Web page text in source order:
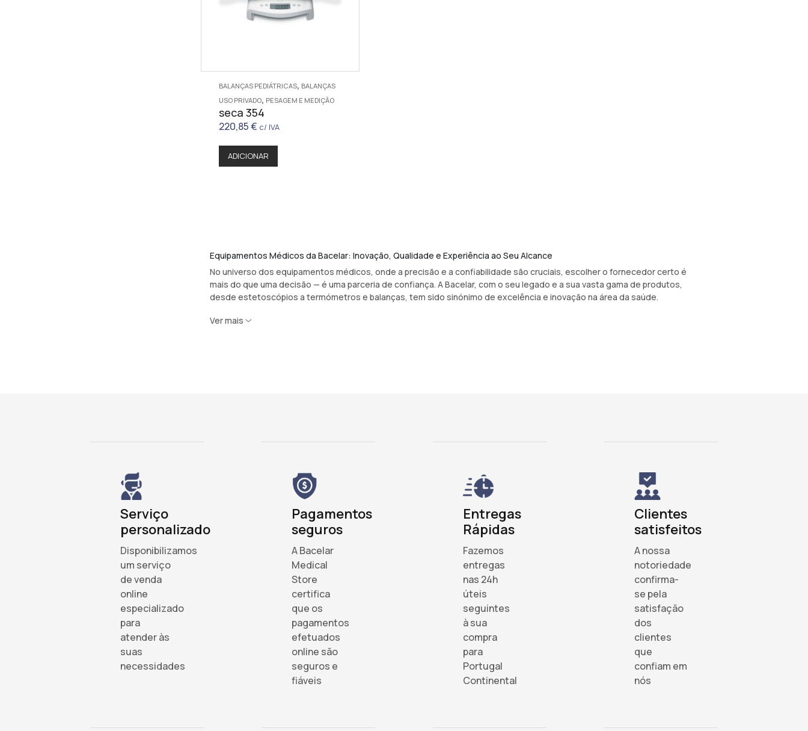
BALANÇAS PEDIÁTRICAS, BALANÇAS
USO PRIVADO, PESAGEM E MEDIÇÃO
seca 354
220,85€ c/ IVA
ADICIONAR
Equipamentos Médicos da Bacelar: Inovação, Qualidade e Experiência ao Seu Alcance
No universo dos equipamentos médicos, onde a precisão e a confiabilidade são cruciais, escolher o fornecedor certo é
mais do que uma decisão — é uma parceria de confiança. A Bacelar, com o seu legado e a sua vasta gama de produtos,
desde estetoscópios a termómetros e balanças, tem sido sinónimo de excelência e inovação na área da saúde.
Ver mais
Serviço
personalizado
Disponibilizamos
um serviço
de venda
online
especializado
para
atender às
suas
necessidades
Pagamentos
seguros
A Bacelar
Medical
Store
certifica
que os
pagamentos
efetuados
online são
seguros e
fiáveis
Entregas
Rápidas
Fazemos
entregas
nas 24h
úteis
seguintes
à sua
compra
para
Portugal
Continental
Clientes
satisfeitos
A nossa
notoriedade
confirma-
se pela
satisfação
dos
clientes
que
confiam em
nós